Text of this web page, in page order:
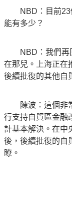
NBD：目前23
能有多少？
NBD：我們再回
在那兒。上海正在
後續批復的其他自
陳波：這個非常
行支持自貿區金融
計基本解決。在中
後，後續批復的自
瞭。